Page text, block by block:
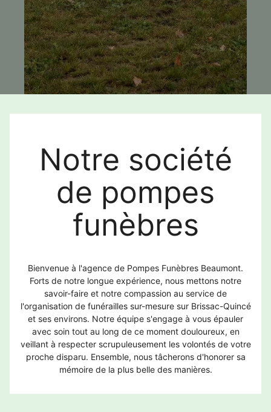
Notre société
de pompes
funèbres
Bienvenue à l'agence de Pompes Funèbres Beaumont.
Forts de notre longue expérience, nous mettons notre
savoir-faire et notre compassion au service de
l'organisation de funérailles sur-mesure sur Brissac-Quincé
et ses environs. Notre équipe s'engage à vous épauler
avec soin tout au long de ce moment douloureux, en
veillant à respecter scrupuleusement les volontés de votre
proche disparu. Ensemble, nous tâcherons d'honorer sa
mémoire de la plus belle des manières.